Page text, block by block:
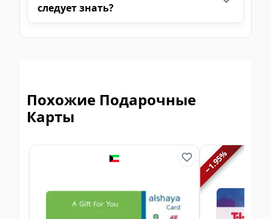
следует знать?
Похожие Подарочные
Карты
−
1.95
%